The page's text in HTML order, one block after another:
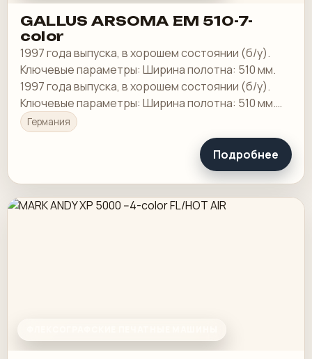
GALLUS ARSOMA EM 510-7-
color
1997 года выпуска, в хорошем состоянии (б/у).
Ключевые параметры: Ширина полотна: 510 мм.
1997 года выпуска, в хорошем состоянии (б/у).
Ключевые параметры: Ширина полотна: 510 мм.
GALLUS ARSOMA EM 510 – 7-цветная…
Германия
Подробнее